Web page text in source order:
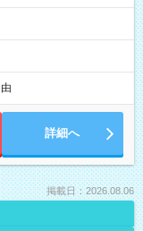
詳細へ
掲載日：2026.08.06